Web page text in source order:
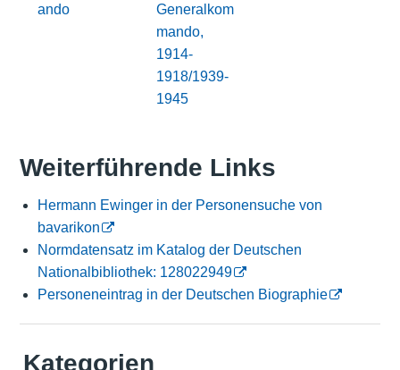
ando
Generalkom
mando,
1914-
1918/1939-
1945
Weiterführende Links
Hermann Ewinger in der Personensuche von
bavarikon
Normdatensatz im Katalog der Deutschen
Nationalbibliothek: 128022949
Personeneintrag in der Deutschen Biographie
Kategorien